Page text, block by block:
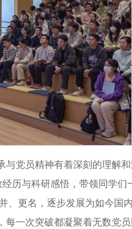
党员精神有着深刻的理解
历与科研感悟，带领同学
更名，逐步发展为如今国
一次突破都凝聚着无数党员